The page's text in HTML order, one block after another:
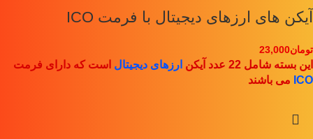
آیکن های ارزهای دیجیتال با فرمت ICO
تومان23,000
این بسته شامل 22 عدد آیکن ارزهای دیجیتال است که دارای فرمت
ICO می باشند